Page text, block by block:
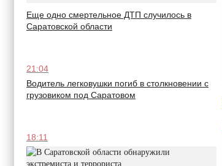
Еще одно смертельное ДТП случилось в
Саратовской области
21:04
Водитель легковушки погиб в столкновении с
грузовиком под Саратовом
18:11